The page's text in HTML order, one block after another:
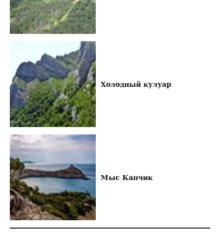
Холодный кулуар
Мыс Капчик